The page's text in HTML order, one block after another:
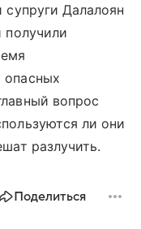
Далалоян
получили
опасных
вопрос
ли они
разлучить.
Поделиться